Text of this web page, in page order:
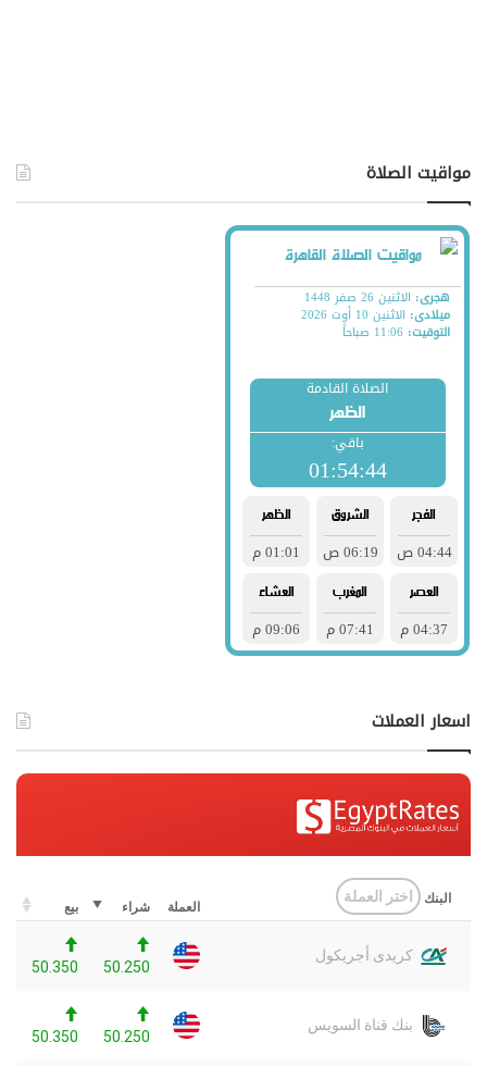
مواقيت الصلاة
اسعار العملات